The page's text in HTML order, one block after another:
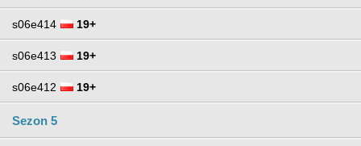
s06e414 19+
s06e413 19+
s06e412 19+
Sezon 5